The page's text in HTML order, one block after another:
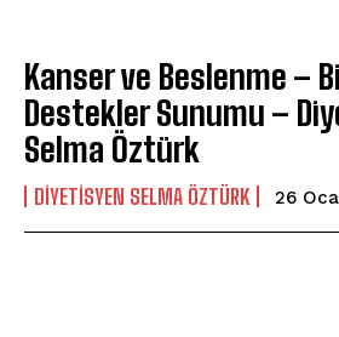
Kanser ve Beslenme –
Destekler Sunumu –
Selma Öztürk
DIYETISYEN SELMA ÖZTÜRK 26